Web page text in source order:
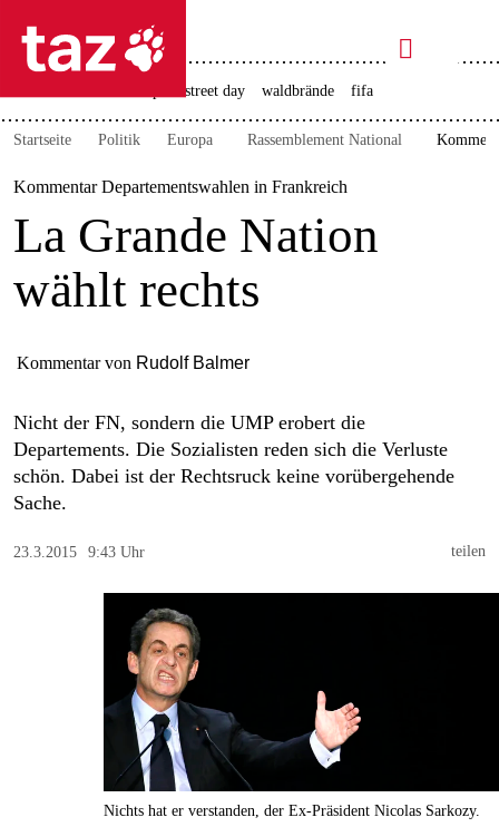
 taz zahl ich
taz zahl ich
politik
öko
gesellschaft
sport
berlin
nord

taz zahl ich
christopher street day waldbrände fifa
Startseite Politik Europa Rassemblement National
Kommentar Departementswahlen in Frankreich
La Grande Nation
wählt rechts
Kommentar von Rudolf Balmer
Nicht der FN, sondern die UMP erobert die
Departements. Die Sozialisten reden sich die Verluste
schön. Dabei ist der Rechtsruck keine vorübergehende
Sache.
23.3.2015 9:43 Uhr teilen
Nichts hat er verstanden, der Ex-Präsident Nicolas Sarkozy.